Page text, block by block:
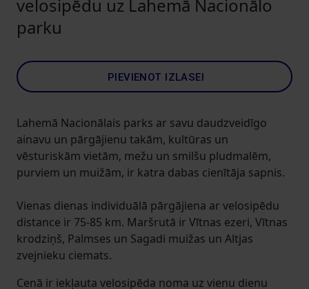
velosipēdu uz Lahemā Nacionālo
parku
PIEVIENOT IZLASEI
Lahemā Nacionālais parks ar savu daudzveidīgo
ainavu un pārgājienu takām, kultūras un
vēsturiskām vietām, mežu un smilšu pludmalēm,
purviem un muižām, ir katra dabas cienītāja sapnis.
Vienas dienas individuālā pārgājiena ar velosipēdu
distance ir 75-85 km. Maršrutā ir Vītnas ezeri, Vītnas
krodziņš, Palmses un Sagadi muižas un Altjas
zvejnieku ciemats.
Cenā ir iekļauta velosipēda noma uz vienu dienu